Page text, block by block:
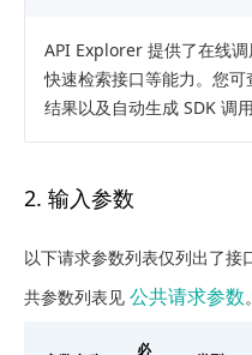
API Explorer 提供了在线
快速检索接口等能力。您
结果以及自动生成 SDK 调用
2. 输入参数
以下请求参数列表仅列出了接
共参数列表见 公共请求参数。
必